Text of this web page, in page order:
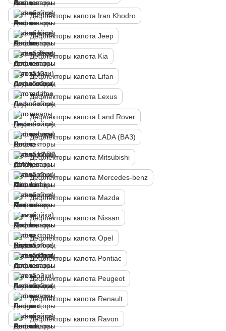
Дефлекторы капота Iran Khodro
Дефлекторы капота Jeep
Дефлекторы капота Kia
Дефлекторы капота Lifan
Дефлекторы капота Lexus
Дефлекторы капота Land Rover
Дефлекторы капота LADA (ВАЗ)
Дефлекторы капота Mitsubishi
Дефлекторы капота Mercedes-benz
Дефлекторы капота Mazda
Дефлекторы капота Nissan
Дефлекторы капота Opel
Дефлекторы капота Pontiac
Дефлекторы капота Peugeot
Дефлекторы капота Renault
Дефлекторы капота Ravon